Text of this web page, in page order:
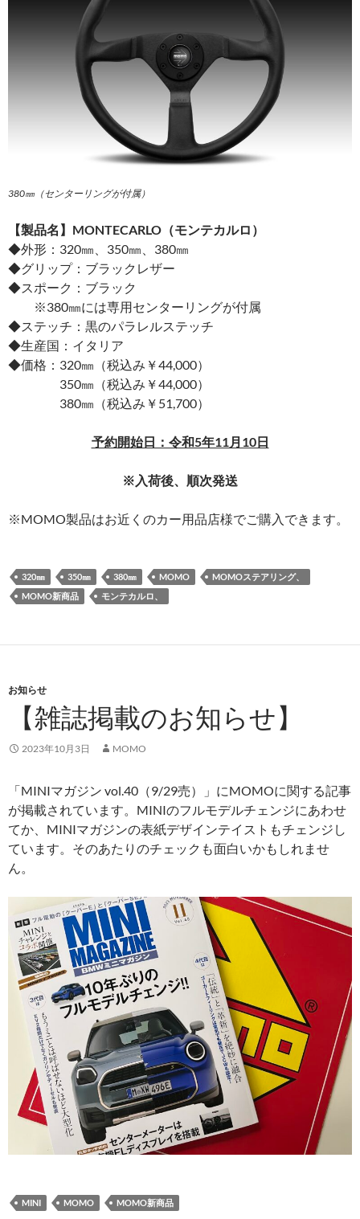
380㎜（センターリングが付属）
【製品名】MONTECARLO（モンテカルロ）
◆外形：320㎜、350㎜、380㎜
◆グリップ：ブラックレザー
◆スポーク：ブラック
※380㎜には専用センターリングが付属
◆ステッチ：黒のパラレルステッチ
◆生産国：イタリア
◆価格：320㎜（税込み￥44,000）
350㎜（税込み￥44,000）
380㎜（税込み￥51,700）
予約開始日：令和5年11月10日
※入荷後、順次発送
※MOMO製品はお近くのカー用品店様でご購入できます。
320㎜ 350㎜ 380㎜ MOMO
MOMOステアリング、
MOMO新商品
モンテカルロ、
お知らせ
【雑誌掲載のお知らせ】
2023年10月3日 MOMO
「MINIマガジン vol.40（9/29売）」にMOMOに関する記事
が掲載されています。MINIのフルモデルチェンジにあわせ
てか、MINIマガジンの表紙デザインテイストもチェンジし
ています。そのあたりのチェックも面白いかもしれませ
ん。
MINI MOMO MOMO新商品